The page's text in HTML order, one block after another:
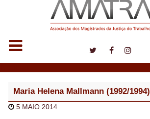
Maria Helena Mallmann (1992/1994)
5 MAIO 2014